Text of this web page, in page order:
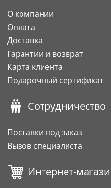
О компании
Оплата
Доставка
Гарантии и возврат
Карта клиента
Подарочный сертификат
Сотрудничество
Поставки под заказ
Вызов специалиста
Интернет-